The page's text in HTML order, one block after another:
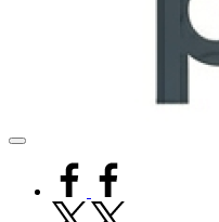
Pisos
facebook.com
twitter.com